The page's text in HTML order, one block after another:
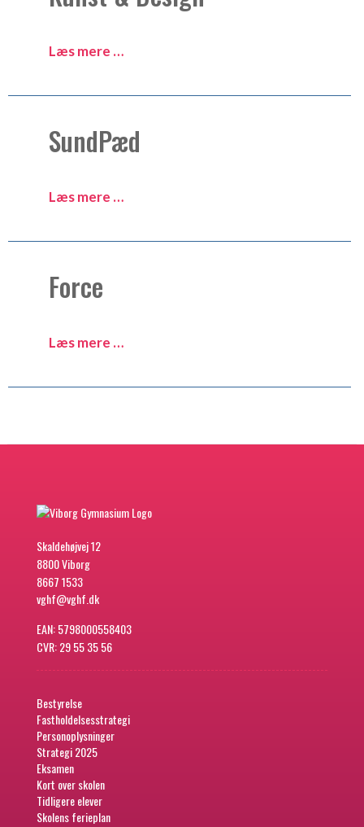
Læs mere …
SundPæd
Læs mere …
Force
Læs mere …
Skaldehøjvej 12
8800 Viborg
8667 1533
vghf@vghf.dk
EAN: 5798000558403
CVR: 29 55 35 56
Bestyrelse
Fastholdelsesstrategi
Personoplysninger
Strategi 2025
Eksamen
Kort over skolen
Tidligere elever
Skolens ferieplan